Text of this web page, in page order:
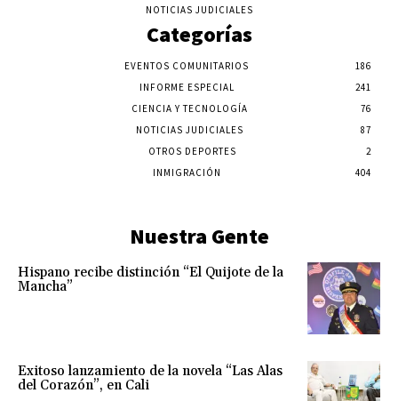
NOTICIAS JUDICIALES
Categorías
EVENTOS COMUNITARIOS
186
INFORME ESPECIAL
241
CIENCIA Y TECNOLOGÍA
76
NOTICIAS JUDICIALES
87
OTROS DEPORTES
2
INMIGRACIÓN
404
Nuestra Gente
Hispano recibe distinción “El Quijote de la
Mancha”
Exitoso lanzamiento de la novela “Las Alas
del Corazón”, en Cali